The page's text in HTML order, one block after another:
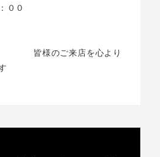
００
来店を心より